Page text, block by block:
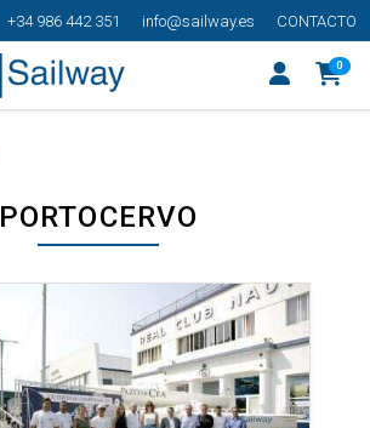
+34 986 442 351 info@sailway.es CONTACTO
0
PORTOCERVO